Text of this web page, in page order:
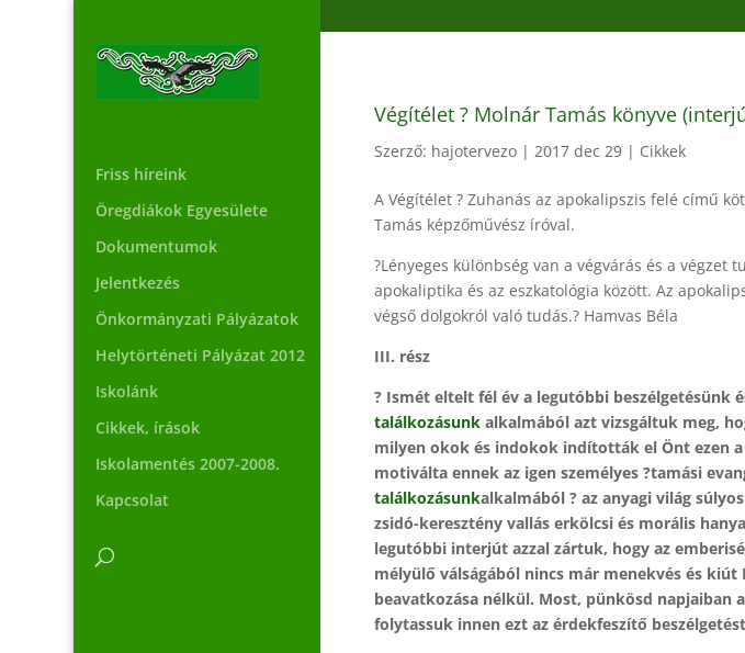
Friss híreink
Öregdiákok Egyesülete
Dokumentumok
Jelentkezés
Önkormányzati Pályázatok
Helytörténeti Pályázat 2012
Iskolánk
Cikkek, írások
Iskolamentés 2007-2008.
Kapcsolat
Végítélet ? Molnár Tamás könyve
Szerző: hajotervezo |2017 dec 29 | Cikkek
A Végítélet ? Zuhanás az apokalipszis felé című
Tamás képzőművész íróval.
?Lényeges különbség van a végvárás és a végzet
apokaliptika és az eszkatológia között. Az
végső dolgokról való tudás.? Hamvas Béla
III. rész
? Ismét eltelt fél év a legutóbbi beszélgetésünk
találkozásunk alkalmából azt vizsgáltuk meg,
milyen okok és indokok indították el Önt ezen
motiválta ennek az igen személyes ?tamási
találkozásunkalkalmából ? az anyagi világ
zsidó-keresztény vallás erkölcsi és morális
legutóbbi interjút azzal zártuk, hogy az
mélyülő válságából nincs már menekvés és kiút
beavatkozása nélkül. Most, pünkösd napjaiban
folytassuk innen ezt az érdekfeszítő